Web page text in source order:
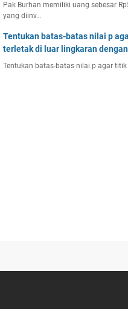
Pak Burhan memiliki uang sebesar
yang diinv…
Tentukan batas-batas nilai p
terletak di luar lingkaran
Tentukan batas-batas nilai p agar